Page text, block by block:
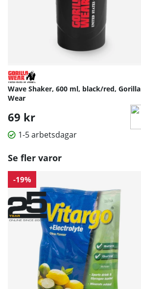
Wave Shaker, 600 ml, black/red, Gorilla
Wear
69 kr
1-5 arbetsdagar
Se fler varor
-19%